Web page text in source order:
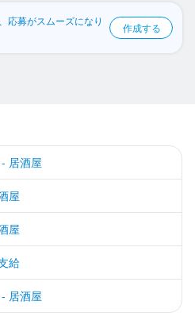
応募がスムーズになり
作成する
居酒屋
屋
屋
給
居酒屋